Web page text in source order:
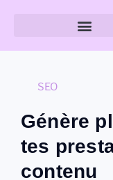
SEO
Génère
tes
contenu